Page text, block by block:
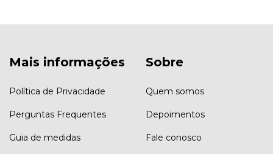
Mais informações
Política de Privacidade
Perguntas Frequentes
Guia de medidas
Sobre
Quem somos
Depoimentos
Fale conosco